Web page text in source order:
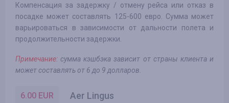
Компенсация за задержку / отмену рейса или отказ в
посадке может составлять 125-600 евро. Сумма может
варьироваться в зависимости от дальности полета и
продолжительности задержки.
Примечание: сумма кэшбэка зависит от страны клиента и
может составлять от 6 до 9 долларов.
6.00 EUR Aer Lingus